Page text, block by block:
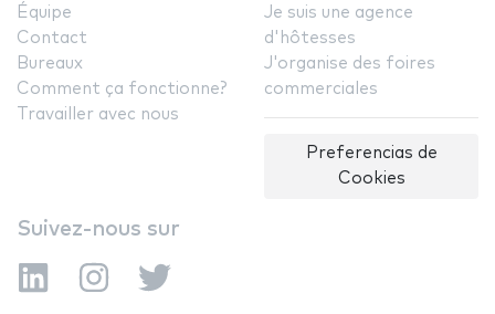
Équipe
Contact
Bureaux
Comment ça fonctionne?
Travailler avec nous
Je suis une agence
d'hôtesses
J'organise des foires
commerciales
Preferencias de
Cookies
Suivez-nous sur